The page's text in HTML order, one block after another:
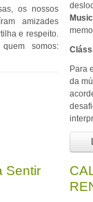
os nossos
amizades
e respeito.
somos:
Para
da
Sentir